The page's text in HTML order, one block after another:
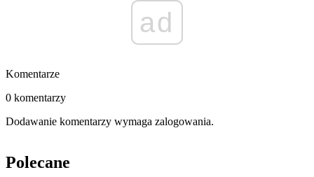
ad
Komentarze
0 komentarzy
Dodawanie komentarzy wymaga zalogowania.
Polecane